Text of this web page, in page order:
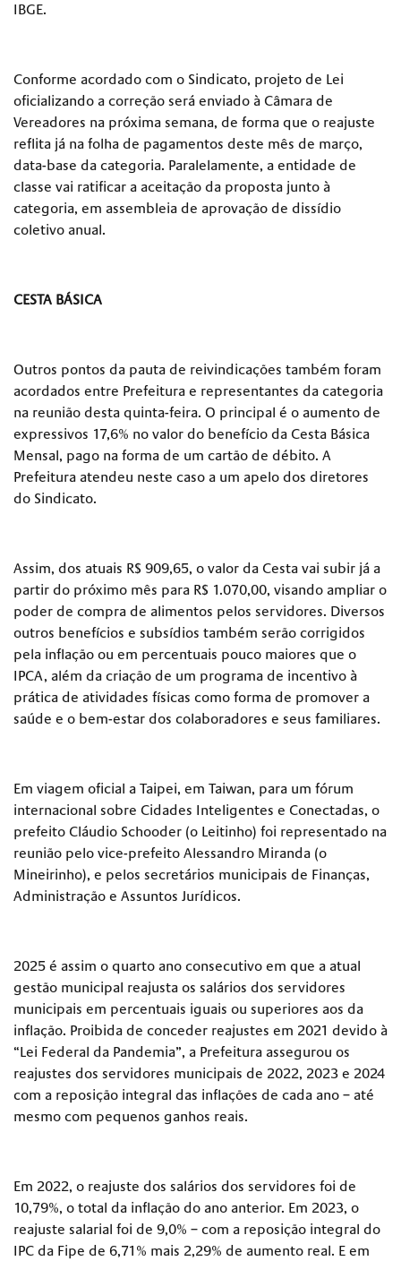
IBGE.
Conforme acordado com o Sindicato, projeto de Lei
oficializando a correção será enviado à Câmara de
Vereadores na próxima semana, de forma que o reajuste
reflita já na folha de pagamentos deste mês de março,
data-base da categoria. Paralelamente, a entidade de
classe vai ratificar a aceitação da proposta junto à
categoria, em assembleia de aprovação de dissídio
coletivo anual.
CESTA BÁSICA
Outros pontos da pauta de reivindicações também foram
acordados entre Prefeitura e representantes da categoria
na reunião desta quinta-feira. O principal é o aumento de
expressivos 17,6% no valor do benefício da Cesta Básica
Mensal, pago na forma de um cartão de débito. A
Prefeitura atendeu neste caso a um apelo dos diretores
do Sindicato.
Assim, dos atuais R$ 909,65, o valor da Cesta vai subir já a
partir do próximo mês para R$ 1.070,00, visando ampliar o
poder de compra de alimentos pelos servidores. Diversos
outros benefícios e subsídios também serão corrigidos
pela inflação ou em percentuais pouco maiores que o
IPCA, além da criação de um programa de incentivo à
prática de atividades físicas como forma de promover a
saúde e o bem-estar dos colaboradores e seus familiares.
Em viagem oficial a Taipei, em Taiwan, para um fórum
internacional sobre Cidades Inteligentes e Conectadas, o
prefeito Cláudio Schooder (o Leitinho) foi representado na
reunião pelo vice-prefeito Alessandro Miranda (o
Mineirinho), e pelos secretários municipais de Finanças,
Administração e Assuntos Jurídicos.
2025 é assim o quarto ano consecutivo em que a atual
gestão municipal reajusta os salários dos servidores
municipais em percentuais iguais ou superiores aos da
inflação. Proibida de conceder reajustes em 2021 devido à
“Lei Federal da Pandemia”, a Prefeitura assegurou os
reajustes dos servidores municipais de 2022, 2023 e 2024
com a reposição integral das inflações de cada ano – até
mesmo com pequenos ganhos reais.
Em 2022, o reajuste dos salários dos servidores foi de
10,79%, o total da inflação do ano anterior. Em 2023, o
reajuste salarial foi de 9,0% – com a reposição integral do
IPC da Fipe de 6,71% mais 2,29% de aumento real. E em